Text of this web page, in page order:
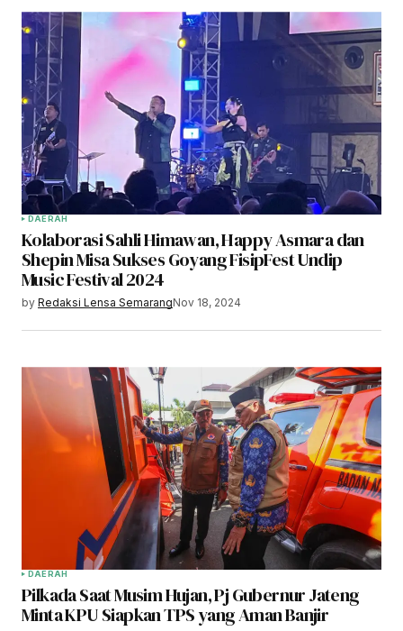
DAERAH
Kolaborasi Sahli Himawan, Happy Asmara dan
Shepin Misa Sukses Goyang FisipFest Undip
Music Festival 2024
by Redaksi Lensa SemarangNov 18, 2024
DAERAH
Pilkada Saat Musim Hujan, Pj Gubernur Jateng
Minta KPU Siapkan TPS yang Aman Banjir